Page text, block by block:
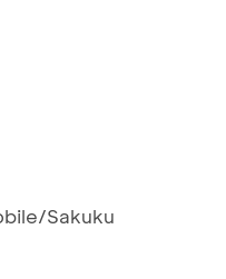
Sakuku